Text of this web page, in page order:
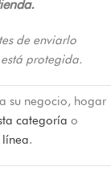
de enviarlo
protegida.
su negocio, hogar
categoría o
línea.